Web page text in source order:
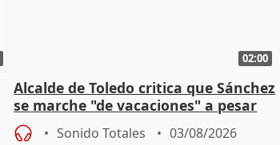
02:00
Alcalde de Toledo critica que Sánchez
se marche "de vacaciones" a pesar
de la crisis migratoria
Sonido Totales 03/08/2026